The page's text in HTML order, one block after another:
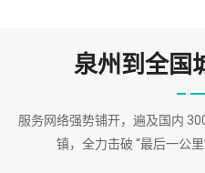
泉州到全国
服务网络强势铺开，遍及国内
镇，全力击破 “最后一公